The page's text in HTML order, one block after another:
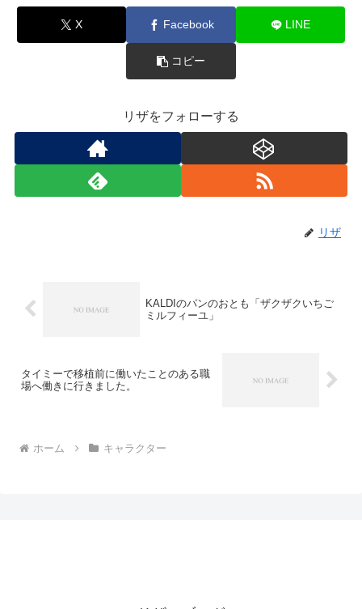
X Facebook LINE
コピー
リザをフォローする
リザ
KALDIのパンのおとも「ザクザクいちご
ミルフィーユ」
タイミーで移植前に働いたことのある職
場へ働きに行きました。
ホーム キャラクター